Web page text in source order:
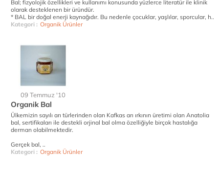
Bal; fizyolojik özellikleri ve kullanımı konusunda yüzlerce literatür ile klinik
olarak desteklenen bir üründür.
* BAL bir doğal enerji kaynağıdır. Bu nedenle çocuklar, yaşlılar, sporcular, h..
Kategori : Organik Ürünler
09 Temmuz '10
Organik Bal
Ülkemizin sayılı arı türlerinden olan Kafkas arı ırkının üretimi olan Anatolia
bal, sertifikaları ile destekli orjinal bal olma özelliğiyle birçok hastalığa
derman olabilmektedir.
Gerçek bal, ..
Kategori : Organik Ürünler